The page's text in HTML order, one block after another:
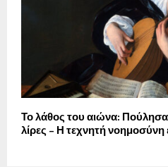
Το λάθος του αιώνα:
λίρες – Η τεχνητή νοημοσύνη